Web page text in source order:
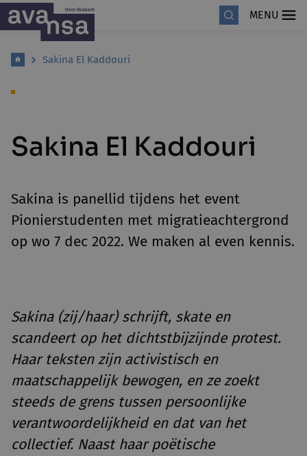
MENU
Sakina El Kaddouri
Sakina El Kaddouri
Sakina is panellid tijdens het event
Pionierstudenten met migratieachtergrond
op wo 7 dec 2022. We maken al even kennis.
Sakina (zij/haar) schrijft, skate en
scandeert op het dichtstbijzijnde protest.
Haar teksten zijn activistisch en
maatschappelijk bewogen, en ze zoekt
steeds de grens tussen persoonlijke
verantwoordelijkheid en dat van het
collectief. Naast haar poëtische